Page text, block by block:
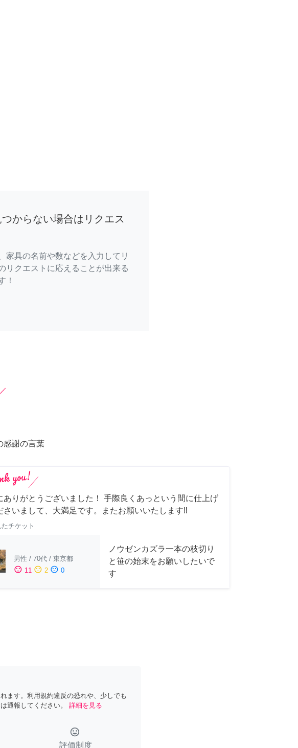
からない場合はリクエス
家具の名前や数などを入力してリ
リクエストに応えることが出来る
！
感謝の言葉
ありがとうございました！ 手際良くあっという間に仕上げ
さいまして、大満足です。またお願いいたします‼️
チケット
男性 / 70代 / 東京都
sentiment_satisfied 11 sentiment_neutral 2 sentiment_dissatisfied 0
ノウゼンカズラ一本の枝切り
と笹の始末をお願いしたいで
す
ます。利用規約違反の恐れや、少しでも
通報してください。
詳細を見る
tag_faces
評価制度